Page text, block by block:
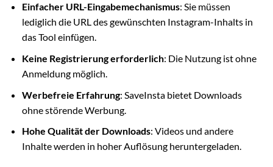
Einfacher URL-Eingabemechanismus: Sie müssen
lediglich die URL des gewünschten Instagram-Inhalts in
das Tool einfügen.
Keine Registrierung erforderlich: Die Nutzung ist ohne
Anmeldung möglich.
Werbefreie Erfahrung: SaveInsta bietet Downloads
ohne störende Werbung.
Hohe Qualität der Downloads: Videos und andere
Inhalte werden in hoher Auflösung heruntergeladen.